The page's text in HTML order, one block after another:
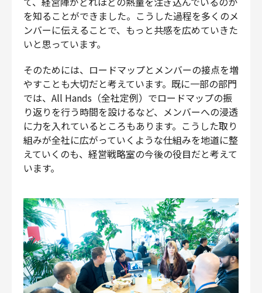
を知ることができました。こうした過程を多くのメ
ンバーに伝えることで、もっと共感を広めていきた
いと思っています。
そのためには、ロードマップとメンバーの接点を増
やすことも大切だと考えています。既に一部の部門
では、All Hands（全社定例）でロードマップの振
り返りを行う時間を設けるなど、メンバーへの浸透
に力を入れているところもあります。こうした取り
組みが全社に広がっていくような仕組みを地道に整
えていくのも、経営戦略室の今後の役目だと考えて
います。